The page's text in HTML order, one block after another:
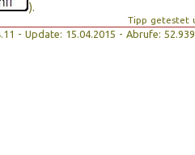
).
Tipp getestet
- Update: 15.04.2015 - Abrufe: 52.939